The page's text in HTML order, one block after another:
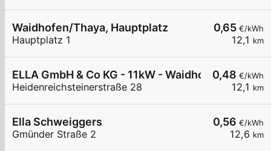
0,65 €/kWh
12,1 km
Waidhofen/Thaya, Hauptplatz
Hauptplatz 1
0,48 €/kWh
12,1 km
ELLA GmbH & Co KG - 11kW - Waidhofen/Thaya -
Heidenreichsteinerstraße 28
0,56 €/kWh
12,6 km
Ella Schweiggers
Gmünder Straße 2